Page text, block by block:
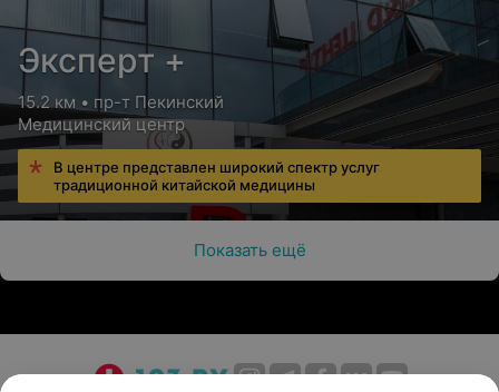
Эксперт +
15.2 км • пр-т Пекинский
Медицинский центр
В центре представлен широкий спектр услуг
традиционной китайской медицины
Показать ещё